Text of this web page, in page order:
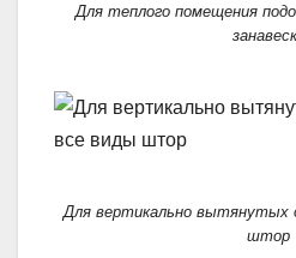
Для теплого помещения
Для вертикально вытянутых
штор